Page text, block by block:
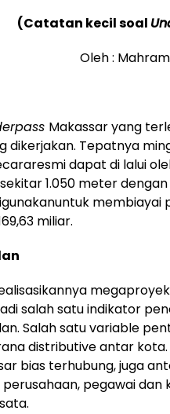
(Catatan kecil soal
Oleh :
Makassar yang
dikerjakan. Tepatnya
dapat di lalui
1.050 meter
membiayai
miliar.
megaproyek
salah satu indikator
Salah satu variable
distributive antar
bias terhubung, juga
pegawai